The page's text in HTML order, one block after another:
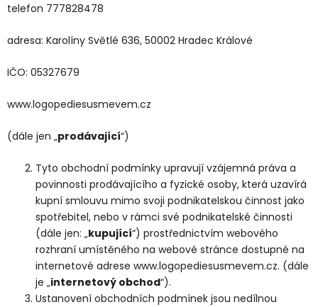
telefon 777828478
adresa: Karolíny Světlé 636, 50002 Hradec Králové
IČO: 05327679
www.logopediesusmevem.cz
(dále jen „prodávající“)
Tyto obchodní podmínky upravují vzájemná práva a
povinnosti prodávajícího a fyzické osoby, která uzavírá
kupní smlouvu mimo svoji podnikatelskou činnost jako
spotřebitel, nebo v rámci své podnikatelské činnosti
(dále jen: „kupující“) prostřednictvím webového
rozhraní umístěného na webové stránce dostupné na
internetové adrese www.logopediesusmevem.cz. (dále
je „internetový obchod“).
Ustanovení obchodních podmínek jsou nedílnou